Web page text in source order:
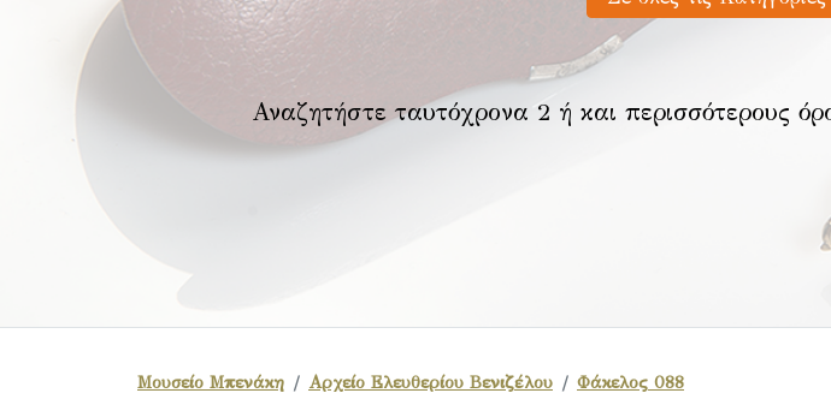
Αναζητήστε ταυτόχρονα 2 ή και περισσότερους
Μουσείο Μπενάκη Αρχείο Ελευθερίου Βενιζέλου Φάκελος 088